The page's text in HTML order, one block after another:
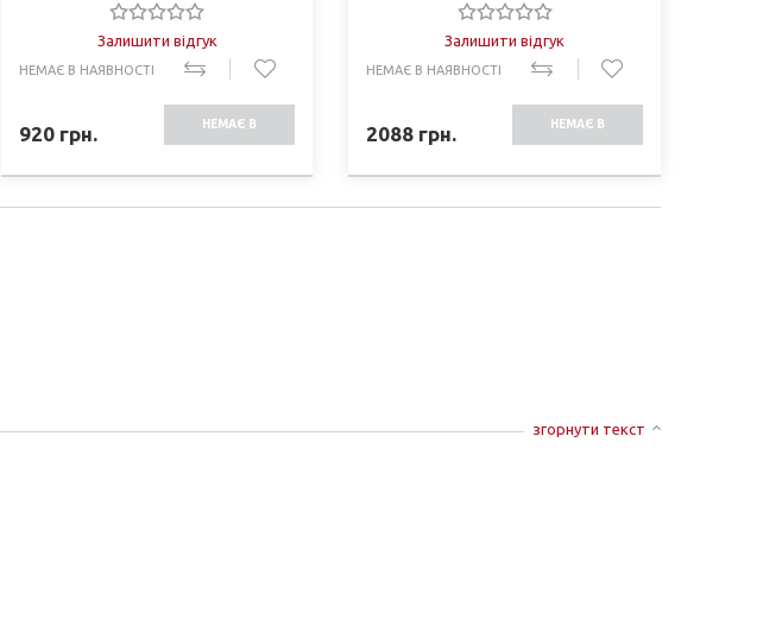
Залишити відгук
НЕМАЄ В НАЯВНОСТІ
920грн. НЕМАЄ В
Залишити відгук
НЕМАЄ В НАЯВНОСТІ
2088 грн. НЕМАЄ В
згорнути текст